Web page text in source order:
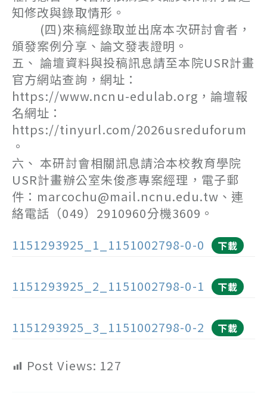
知修改與錄取情形。
(四)來稿經錄取並出席本次研討會者，
頒發案例分享、論文發表證明。
五、 論壇資料與投稿訊息請至本院USR計畫
官方網站查詢，網址：
https://www.ncnu-edulab.org，論壇報
名網址：
https://tinyurl.com/2026usreduforum
。
六、 本研討會相關訊息請洽本校教育學院
USR計畫辦公室朱俊彥專案經理，電子郵
件：marcochu@mail.ncnu.edu.tw、連
絡電話（049）2910960分機3609。
1151293925_1_1151002798-0-0
下載
1151293925_2_1151002798-0-1 下載
1151293925_3_1151002798-0-2 下載
Post Views: 127